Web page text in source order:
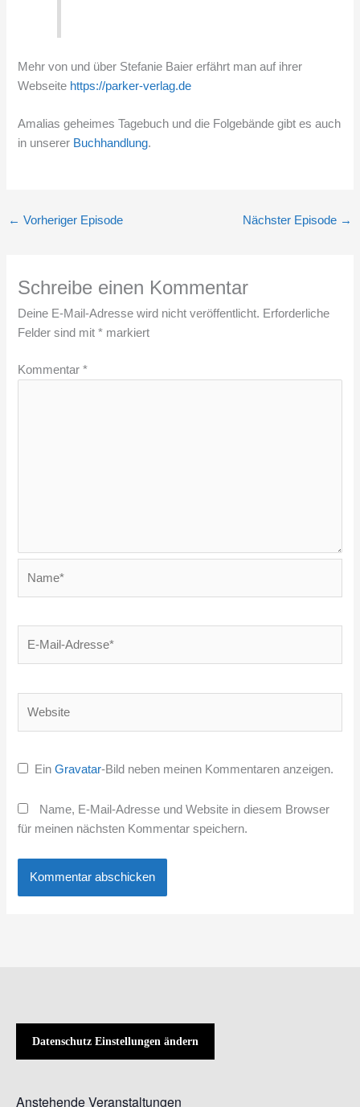
Mehr von und über Stefanie Baier erfährt man auf ihrer
Webseite https://parker-verlag.de
Amalias geheimes Tagebuch und die Folgebände gibt es auch
in unserer Buchhandlung.
← Vorheriger Episode Nächster Episode →
Schreibe einen Kommentar
Deine E-Mail-Adresse wird nicht veröffentlicht. Erforderliche
Felder sind mit* markiert
Kommentar*
EinGravatar-Bild neben meinen Kommentaren anzeigen.
Name, E-Mail-Adresse und Website in diesem Browser
für meinen nächsten Kommentar speichern.
Datenschutz Einstellungen ändern
Anstehende Veranstaltungen